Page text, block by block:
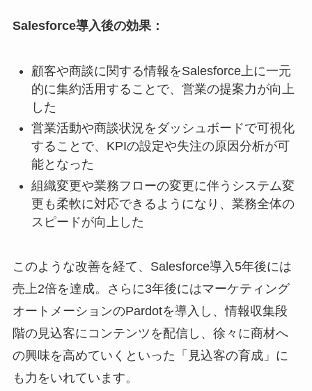
Salesforce導入後の効果：
顧客や商談に関する情報をSalesforce上に一元
的に集約活用することで、営業の提案力が向上
した
営業活動や商談状況をダッシュボードで可視化
することで、KPIの設定や失注の原因分析が可
能となった
組織変更や業務フローの変更に伴うシステム変
更も柔軟に対応できるようになり、業務全体の
スピードが向上した
このような改善を経て、Salesforce導入5年後には
売上2倍を達成。さらに3年後にはマーケティング
オートメーションのPardotを導入し、情報収集段
階の見込客にコンテンツを配信し、徐々に商材へ
の興味を高めていくといった「見込客の育成」に
も力をいれています。